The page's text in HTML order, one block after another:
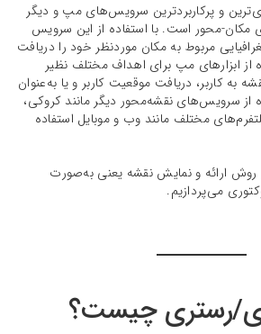
و پرکاربردترین سرویس‌های مپ و دیگر
مکان-محور است. با استفاده از این سرویس
مربوط به مکان موردنظر خود را دریافت
از ابزارهای مپ برای اهداف مختلف نظیر
کاربر، دریافت موقعیت کاربر و یا به‌عنوان
از سرویس‌های نقشه‌محور دیگر مانند کروکی،
مختلف مانند وب و موبایل استفاده
روش ارائه و نمایش نقشه یعنی به‌صورت
می‌پردازیم.
رستری چیست؟